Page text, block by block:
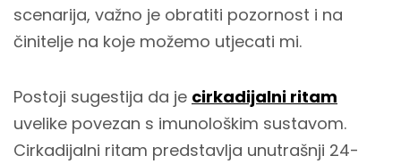
scenarija, važno je obratiti pozornost i na
činitelje na koje možemo utjecati mi.
Postoji sugestija da je cirkadijalni ritam
uvelike povezan s imunološkim sustavom.
Cirkadijalni ritam predstavlja unutrašnji 24-